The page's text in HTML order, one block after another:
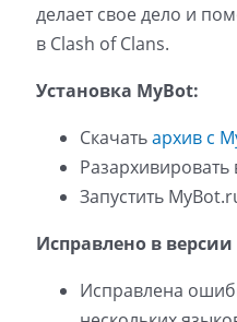
делает свое дело и
в Clash of Clans.
Установка MyBot:
Скачатьархив с
Разархивировать
Запустить
Исправлено в
Исправлена